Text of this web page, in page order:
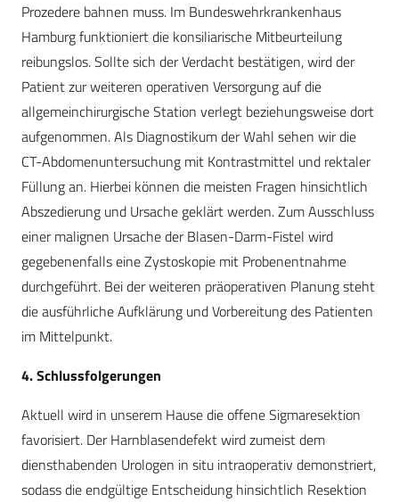
Prozedere bahnen muss. Im Bundeswehrkrankenhaus
Hamburg funktioniert die konsiliarische Mitbeurteilung
reibungslos. Sollte sich der Verdacht bestätigen, wird der
Patient zur weiteren operativen Versorgung auf die
allgemeinchirurgische Station verlegt beziehungsweise dort
aufgenommen. Als Diagnostikum der Wahl sehen wir die
CT-Abdomenuntersuchung mit Kontrastmittel und rektaler
Füllung an. Hierbei können die meisten Fragen hinsichtlich
Abszedierung und Ursache geklärt werden. Zum Ausschluss
einer malignen Ursache der Blasen-Darm-Fistel wird
gegebenenfalls eine Zystoskopie mit Probenentnahme
durchgeführt. Bei der weiteren präoperativen Planung steht
die ausführliche Aufklärung und Vorbereitung des Patienten
im Mittelpunkt.
4. Schlussfolgerungen
Aktuell wird in unserem Hause die offene Sigmaresektion
favorisiert. Der Harnblasendefekt wird zumeist dem
diensthabenden Urologen in situ intraoperativ demonstriert,
sodass die endgültige Entscheidung hinsichtlich Resektion